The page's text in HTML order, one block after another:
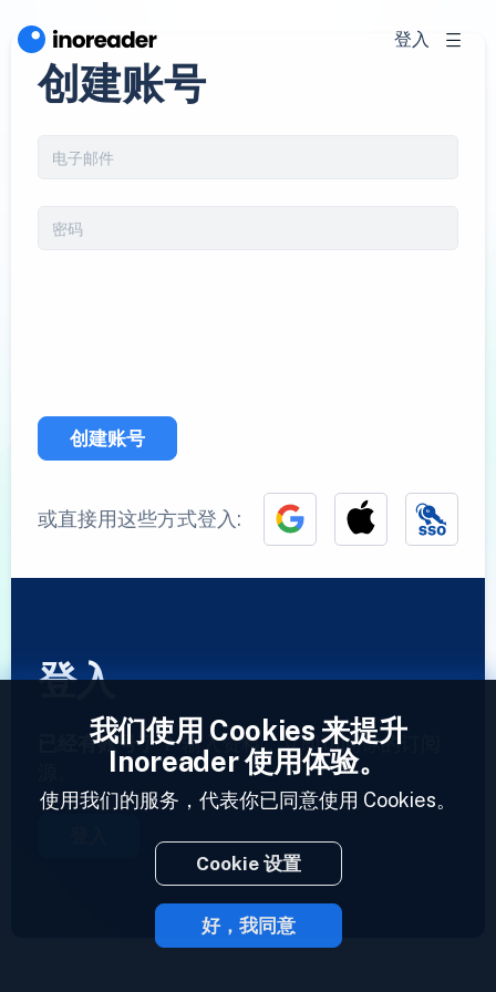
登入
创建账号
创建账号
或直接用这些方式登入:
登入
已经有账号了？输入资料，立即访问你的订阅
2023 © Inoreader
我们使用 Cookies 来提升
Inoreader 使用体验。
使用我们的服务，代表你已同意使用 Cookies。
Cookie 设置
好，我同意